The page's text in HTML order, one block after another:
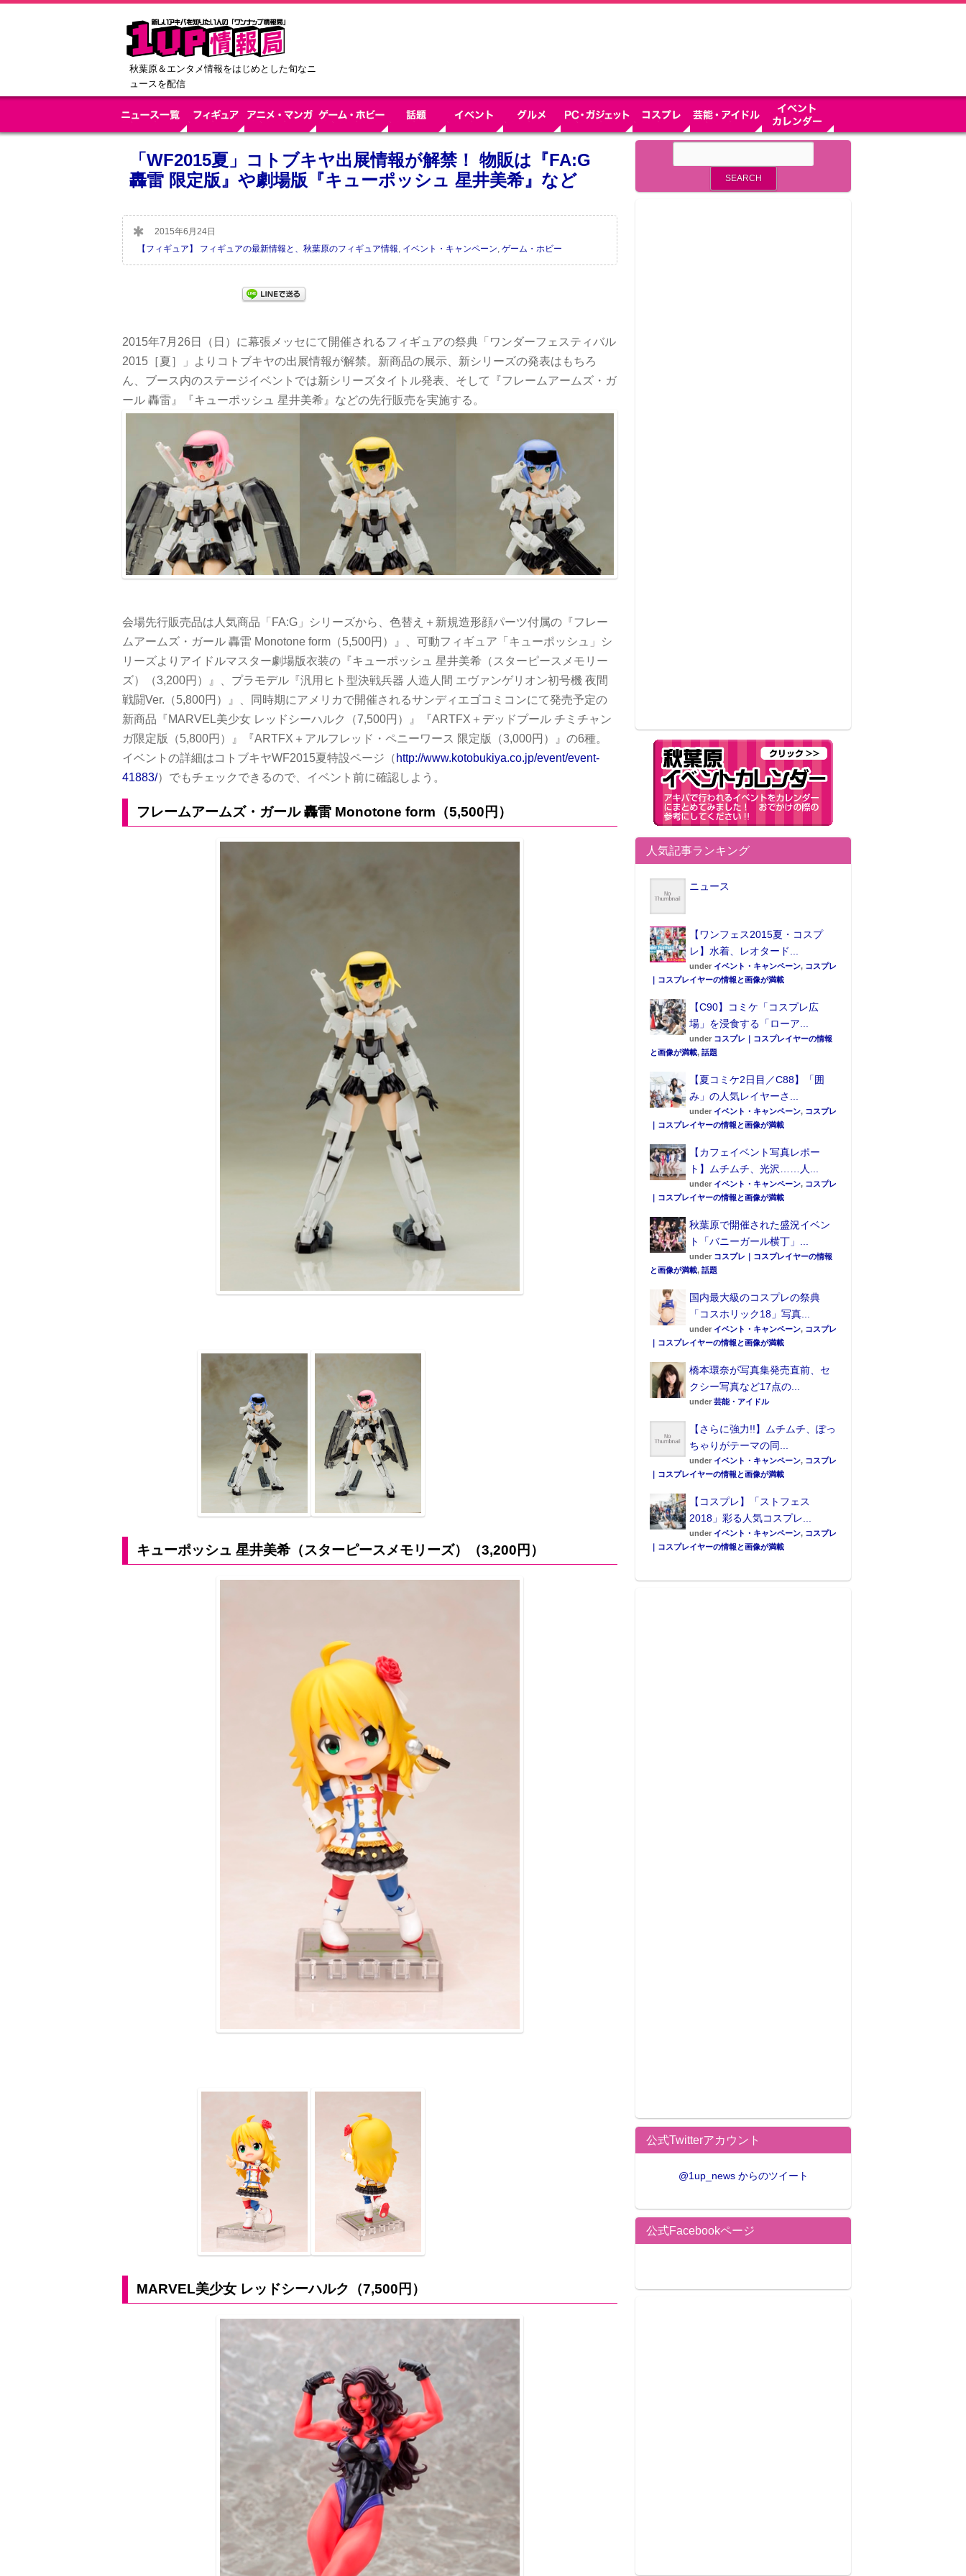
秋葉原＆エンタメ情報をはじめとした旬なニ
ュースを配信
「WF2015夏」コトブキヤ出展情報が解禁！ 物販は『FA:G
轟雷 限定版』や劇場版『キューポッシュ 星井美希』など
2015年6月24日
【フィギュア】 フィギュアの最新情報と、秋葉原のフィギュア情報, イベント・キャンペーン, ゲーム・ホビー
2015年7月26日（日）に幕張メッセにて開催されるフィギュアの祭典「ワンダーフェスティバル
2015［夏］」よりコトブキヤの出展情報が解禁。新商品の展示、新シリーズの発表はもちろ
ん、ブース内のステージイベントでは新シリーズタイトル発表、そして『フレームアームズ・ガ
ール 轟雷』『キューポッシュ 星井美希』などの先行販売を実施する。
会場先行販売品は人気商品「FA:G」シリーズから、色替え＋新規造形顔パーツ付属の『フレー
ムアームズ・ガール 轟雷 Monotone form（5,500円）』、可動フィギュア「キューポッシュ」シ
リーズよりアイドルマスター劇場版衣装の『キューポッシュ 星井美希（スターピースメモリー
ズ）（3,200円）』、プラモデル『汎用ヒト型決戦兵器 人造人間 エヴァンゲリオン初号機 夜間
戦闘Ver.（5,800円）』、同時期にアメリカで開催されるサンディエゴコミコンにて発売予定の
新商品『MARVEL美少女 レッドシーハルク（7,500円）』『ARTFX＋デッドプール チミチャン
ガ限定版（5,800円）』『ARTFX＋アルフレッド・ペニーワース 限定版（3,000円）』の6種。
イベントの詳細はコトブキヤWF2015夏特設ページ（ http://www.kotobukiya.co.jp/event/event-
41883/）でもチェックできるので、イベント前に確認しよう。
フレームアームズ・ガール 轟雷 Monotone form（5,500円）
キューポッシュ 星井美希（スターピースメモリーズ）（3,200円）
MARVEL美少女 レッドシーハルク（7,500円）
人気記事ランキング
ニュース
【ワンフェス2015夏・コスプ
レ】水着、レオタード...
under イベント・キャンペーン, コスプレ
｜コスプレイヤーの情報と画像が満載
【C90】コミケ「コスプレ広
場」を浸食する「ローア...
under コスプレ｜コスプレイヤーの情報
と画像が満載, 話題
【夏コミケ2日目／C88】「囲
み」の人気レイヤーさ...
under イベント・キャンペーン, コスプレ
｜コスプレイヤーの情報と画像が満載
【カフェイベント写真レポー
ト】ムチムチ、光沢……人...
under イベント・キャンペーン, コスプレ
｜コスプレイヤーの情報と画像が満載
秋葉原で開催された盛況イベン
ト「バニーガール横丁」...
under コスプレ｜コスプレイヤーの情報
と画像が満載, 話題
国内最大級のコスプレの祭典
「コスホリック18」写真...
under イベント・キャンペーン, コスプレ
｜コスプレイヤーの情報と画像が満載
橋本環奈が写真集発売直前、セ
クシー写真など17点の...
under 芸能・アイドル
【さらに強力!!】ムチムチ、ぽっ
ちゃりがテーマの同...
under イベント・キャンペーン, コスプレ
｜コスプレイヤーの情報と画像が満載
【コスプレ】「ストフェス
2018」彩る人気コスプレ...
under イベント・キャンペーン, コスプレ
｜コスプレイヤーの情報と画像が満載
公式Twitterアカウント
@1up_news からのツイート
公式Facebookページ